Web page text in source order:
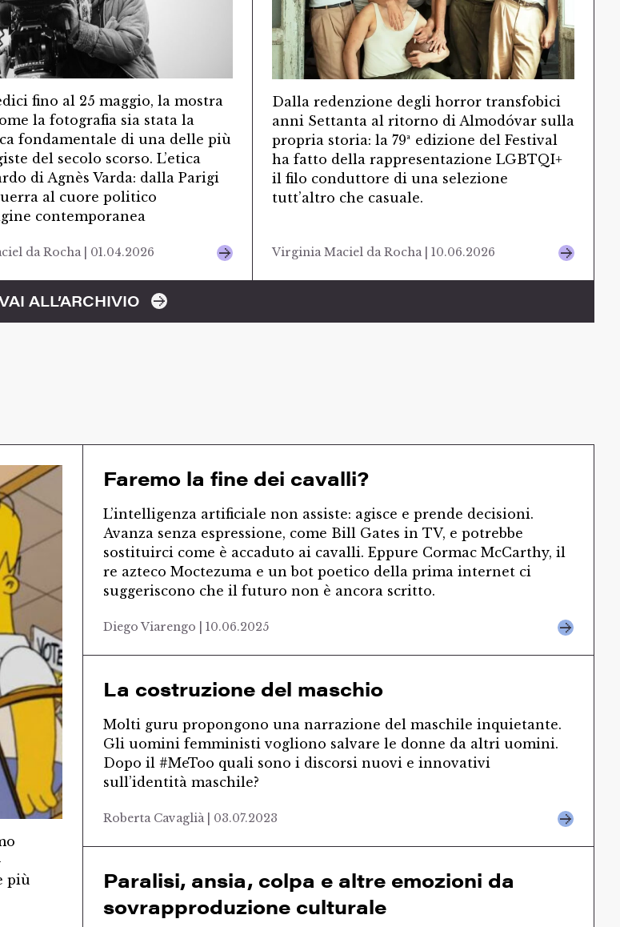
fino al 25 maggio, la mostra
la fotografia sia stata la
fondamentale di una delle più
del secolo scorso. L’etica
di Agnès Varda: dalla Parigi
al cuore politico
contemporanea
da Rocha | 01.04.2026
Dalla redenzione degli horror transfobici
anni Settanta al ritorno di Almodóvar sulla
propria storia: la 79ª edizione del Festival
ha fatto della rappresentazione LGBTQI+
il filo conduttore di una selezione
tutt’altro che casuale.
Virginia Maciel da Rocha | 10.06.2026
ALL’ARCHIVIO
più
Faremo la fine dei cavalli?
L’intelligenza artificiale non assiste: agisce e prende decisioni.
Avanza senza espressione, come Bill Gates in TV, e potrebbe
sostituirci come è accaduto ai cavalli. Eppure Cormac McCarthy, il
re azteco Moctezuma e un bot poetico della prima internet ci
suggeriscono che il futuro non è ancora scritto.
Diego Viarengo | 10.06.2025
La costruzione del maschio
Molti guru propongono una narrazione del maschile inquietante.
Gli uomini femministi vogliono salvare le donne da altri uomini.
Dopo il #MeToo quali sono i discorsi nuovi e innovativi
sull’identità maschile?
Roberta Cavaglià | 03.07.2023
Paralisi, ansia, colpa e altre emozioni da
sovrapproduzione culturale